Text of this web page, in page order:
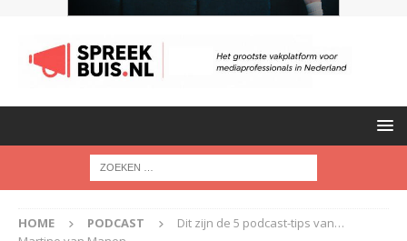
HOME PODCAST
Dit zijn de 5 podcast-tips van…